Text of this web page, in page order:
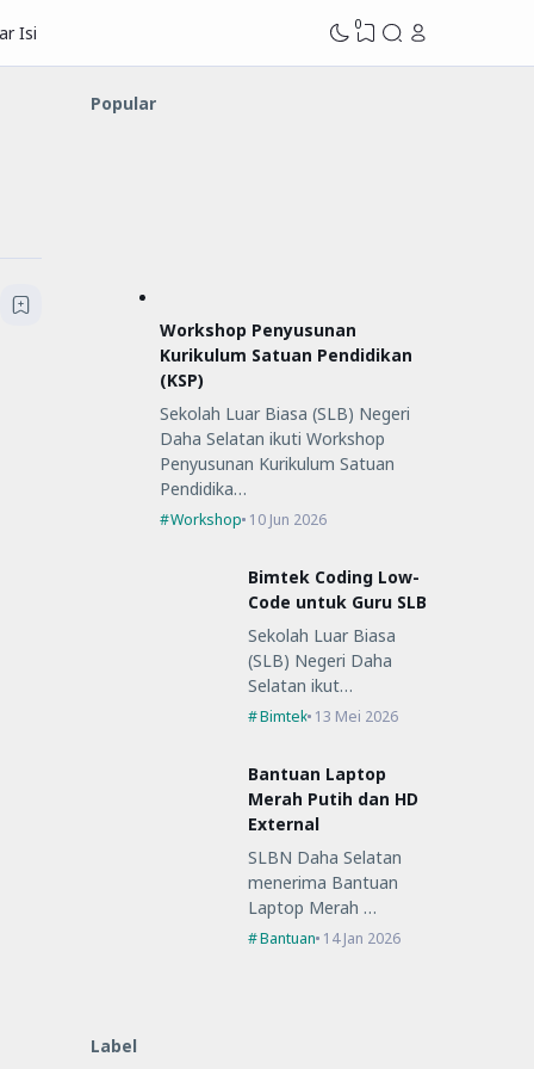
Isi 0
Popular
Workshop Penyusunan
Kurikulum Satuan Pendidikan
(KSP)
Sekolah Luar Biasa (SLB) Negeri
Daha Selatan ikuti Workshop
Penyusunan Kurikulum Satuan
Pendidika…
Workshop 10 Jun 2026
Bimtek Coding Low-
Code untuk Guru SLB
Sekolah Luar Biasa
(SLB) Negeri Daha
Selatan ikut…
Bimtek 13 Mei 2026
Bantuan Laptop
Merah Putih dan HD
External
SLBN Daha Selatan
menerima Bantuan
Laptop Merah …
Bantuan 14 Jan 2026
Label